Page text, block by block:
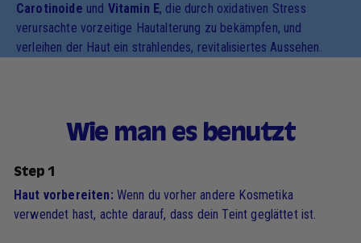
Carotinoide und Vitamin E, die durch oxidativen Stress
verursachte vorzeitige Hautalterung zu bekämpfen, und
verleihen der Haut ein strahlendes, revitalisiertes Aussehen.
Wie man es benutzt
Step 1
Haut vorbereiten: Wenn du vorher andere Kosmetika
verwendet hast, achte darauf, dass dein Teint geglättet ist.